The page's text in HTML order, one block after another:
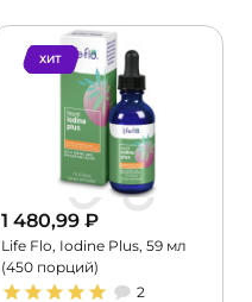
ХИТ
1 480,99 ₽
Life Flo, Iodine Plus, 59 мл
(450 порций)
2